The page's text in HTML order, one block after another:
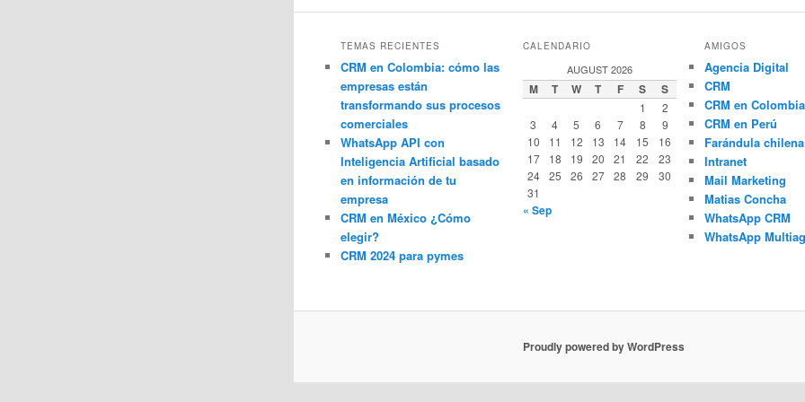
TEMAS RECIENTES
CRM en Colombia: cómo las
empresas están
transformando sus procesos
comerciales
WhatsApp API con
Inteligencia Artificial basado
en información de tu
empresa
CRM en México ¿Cómo
elegir?
CRM 2024 para pymes
CALENDARIO
AUGUST 2026
M T W T F S S
1
2
3
4 5 6 7 8
9
10
11 12 13 14 15
16
17
18 19 20 21 22
23
24
25 26 27 28 29
30
31
« Sep
AMIGOS
Agencia Digital
CRM
CRM en Colombia
CRM en Perú
Farándula chilena
Intranet
Mail Marketing
Matias Concha
WhatsApp CRM
WhatsApp
Proudly powered by WordPress